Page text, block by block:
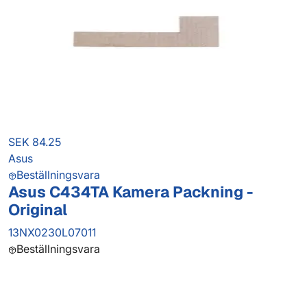
SEK 84.25
Asus
Beställningsvara
Asus C434TA Kamera Packning -
Original
13NX0230L07011
Beställningsvara